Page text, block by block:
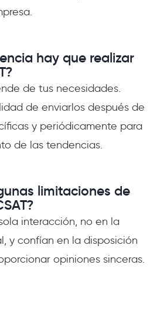
hay que realizar
de tus necesidades.
de enviarlos después de
y periódicamente para
de las tendencias.
limitaciones de
interacción, no en la
y confían en la disposición
opiniones sinceras.